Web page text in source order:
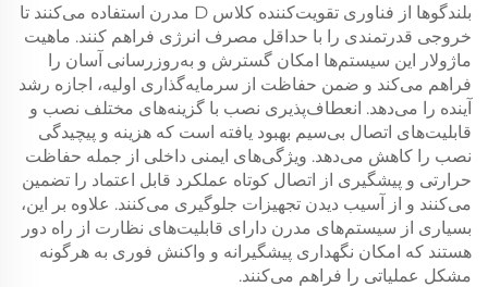
بلندگوها از فناوری تقویت‌کننده کلاس D مدرن استفاده می‌کنند تا
خروجی قدرتمندی را با حداقل مصرف انرژی فراهم کنند. ماهیت
ماژولار این سیستم‌ها امکان گسترش و به‌روزرسانی آسان را
فراهم می‌کند و ضمن حفاظت از سرمایه‌گذاری اولیه، اجازه رشد
آینده را می‌دهد. انعطاف‌پذیری نصب با گزینه‌های مختلف نصب و
قابلیت‌های اتصال بی‌سیم بهبود یافته است که هزینه و پیچیدگی
نصب را کاهش می‌دهد. ویژگی‌های ایمنی داخلی از جمله حفاظت
حرارتی و پیشگیری از اتصال کوتاه عملکرد قابل اعتماد را تضمین
می‌کنند و از آسیب دیدن تجهیزات جلوگیری می‌کنند. علاوه بر این،
بسیاری از سیستم‌های مدرن دارای قابلیت‌های نظارت از راه دور
هستند که امکان نگهداری پیشگیرانه و واکنش فوری به هرگونه
مشکل عملیاتی را فراهم می‌کنند.